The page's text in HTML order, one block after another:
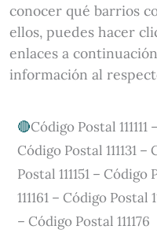
conocer qué barrios
ellos, puedes hacer
enlaces a
información al
Código Postal 111111
Código Postal 111131 –
Postal 111151 – Código
111161 – Código Postal
– Código Postal 111176